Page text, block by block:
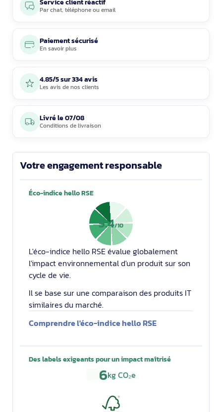
Service client réactif
Parchat, téléphoneouemail
Paiement sécurisé
En savoir plus
4.85/5 sur 334 avis
Les avis de nos clients
Livré le07/08
Conditions de livraison
Votre engagement responsable
Éco-indice hello RSE
5.4/10
L'éco-indice hello RSE évalue globalement
l'impact environnemental d'un produit sur son
cycle de vie.
Il se base sur une comparaison des produits IT
similaires du marché.
Comprendre l'éco-indice hello RSE
Des labels exigeants pour un impact maîtrisé
6kg CO₂e